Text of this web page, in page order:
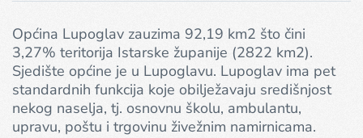
Općina Lupoglav zauzima 92,19 km2 što čini
3,27% teritorija Istarske županije (2822 km2).
Sjedište općine je u Lupoglavu. Lupoglav ima pet
standardnih funkcija koje obilježavaju središnjost
nekog naselja, tj. osnovnu školu, ambulantu,
upravu, poštu i trgovinu živežnim namirnicama.